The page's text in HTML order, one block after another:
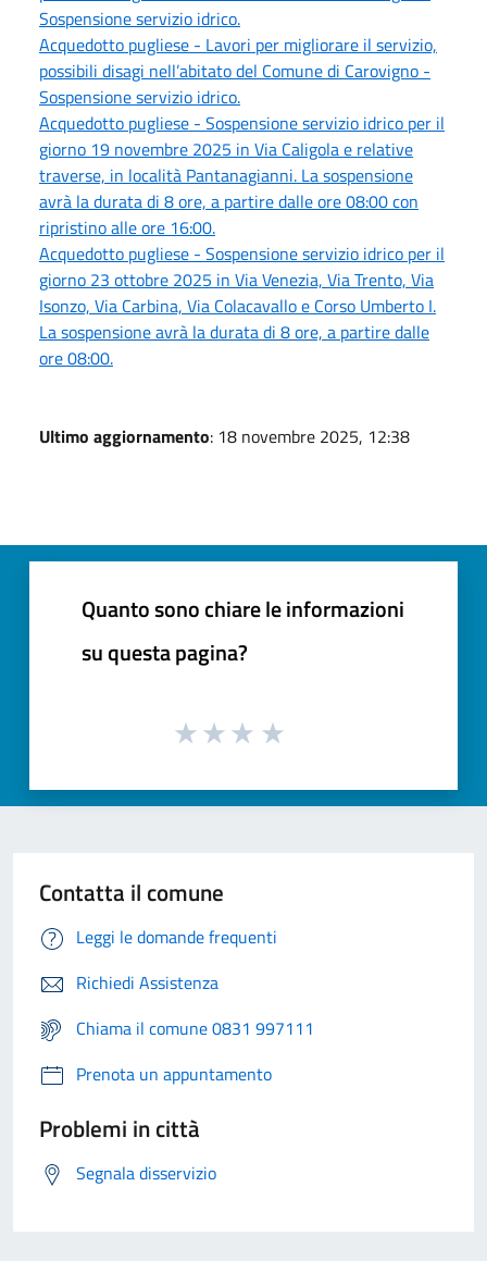
Sospensione servizio idrico.
Acquedotto pugliese - Lavori per migliorare il servizio,
possibili disagi nell’abitato del Comune di Carovigno -
Sospensione servizio idrico.
Acquedotto pugliese - Sospensione servizio idrico per il
giorno 19 novembre 2025 in Via Caligola e relative
traverse, in località Pantanagianni. La sospensione
avrà la durata di 8 ore, a partire dalle ore 08:00 con
ripristino alle ore 16:00.
Acquedotto pugliese - Sospensione servizio idrico per il
giorno 23 ottobre 2025 in Via Venezia, Via Trento, Via
Isonzo, Via Carbina, Via Colacavallo e Corso Umberto I.
La sospensione avrà la durata di 8 ore, a partire dalle
ore 08:00.
Ultimo aggiornamento: 18 novembre 2025, 12:38
Quanto sono chiare le informazioni
su questa pagina?
Contatta il comune
Leggi le domande frequenti
Richiedi Assistenza
Chiama il comune 0831 997111
Prenota un appuntamento
Problemi in città
Segnala disservizio